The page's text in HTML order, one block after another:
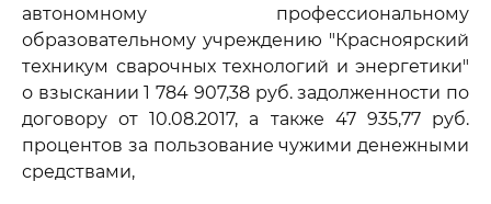
автономному профессиональному
образовательному учреждению "Красноярский
техникум сварочных технологий и энергетики"
о взыскании 1 784 907,38 руб. задолженности по
договору от 10.08.2017, а также 47 935,77 руб.
процентов за пользование чужими денежными
средствами,